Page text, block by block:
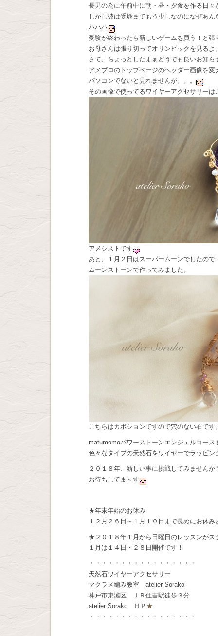
長男の為に午前中に朝・昼・夕食を作る日々
しかし彼は受験までもう少しなのになぜあ
ハハハ
受験が終わったら新しいゲームを買う！と張
お母さんは張り切ってオリンピックを見るよ
さて、ちょっとしたまぁどうでも良いお知ら
アメブロのトップページのヘッダー画像を変
パソコンでないと見れませんが。。。
その画像で使ってるワイヤーアクセサリーは
アメシストです
あと、１月２日はスーパームーンでしたので
ムーンストーンで作ってみました。
こちらはカボションですので穴のない石です
matumomoパワーストーンエンジェルコース
色々なタイプの天然石をワイヤーでラッピ
２０１８年、新しい事に挑戦してみませんか
お待ちしてま～す
★年末年始のお休み
１２月２６日～１月１０日まで長めにお休
★２０１８年１月から日曜日のレッスンがス
１月は１４日・２８日開催です！
・・・・・・・・・・・・・・・・・
天然石ワイヤーアクセサリー
マクラメ編み教室 atelier Sorako
神戸市東灘区 ＪＲ住吉駅徒歩３分
atelier Sorako ＨＰ ★
・・・・・・・・・・・・・・・・・